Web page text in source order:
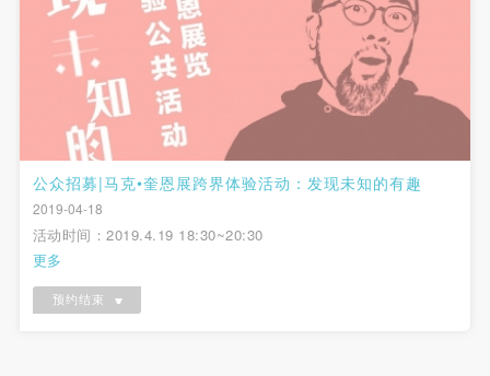
公众招募|马克•奎恩展跨界体验活动：发现未知的有趣
2019-04-18
活动时间：2019.4.19 18:30~20:30
更多
预约结束